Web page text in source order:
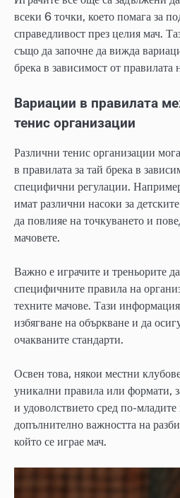
всеки 6 точки, което помага за
справедливост през целия мач.
също да започне да вижда
брека в зависимост от правилата
Вариации в правилата
тенис организации
Различни тенис организации
в правилата за тай брека в
специфични регулации.
имат различни насоки за
да повлияе на точкуването и
мачовете.
Важно е играчите и треньорите да
специфичните правила на
техните мачове. Тази
избягване на объркване и да
очакваните стандарти.
Освен това, някои местни
уникални правила или формати,
и удоволствието сред по-
допълнително важността на
който се играе мач.